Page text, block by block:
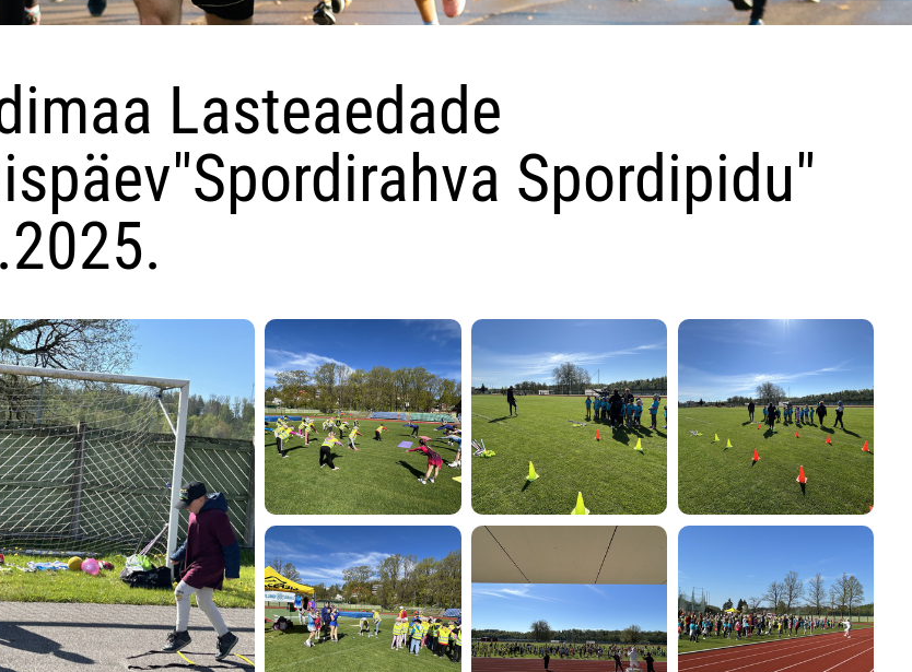
Lasteaedade
Spordipidu"